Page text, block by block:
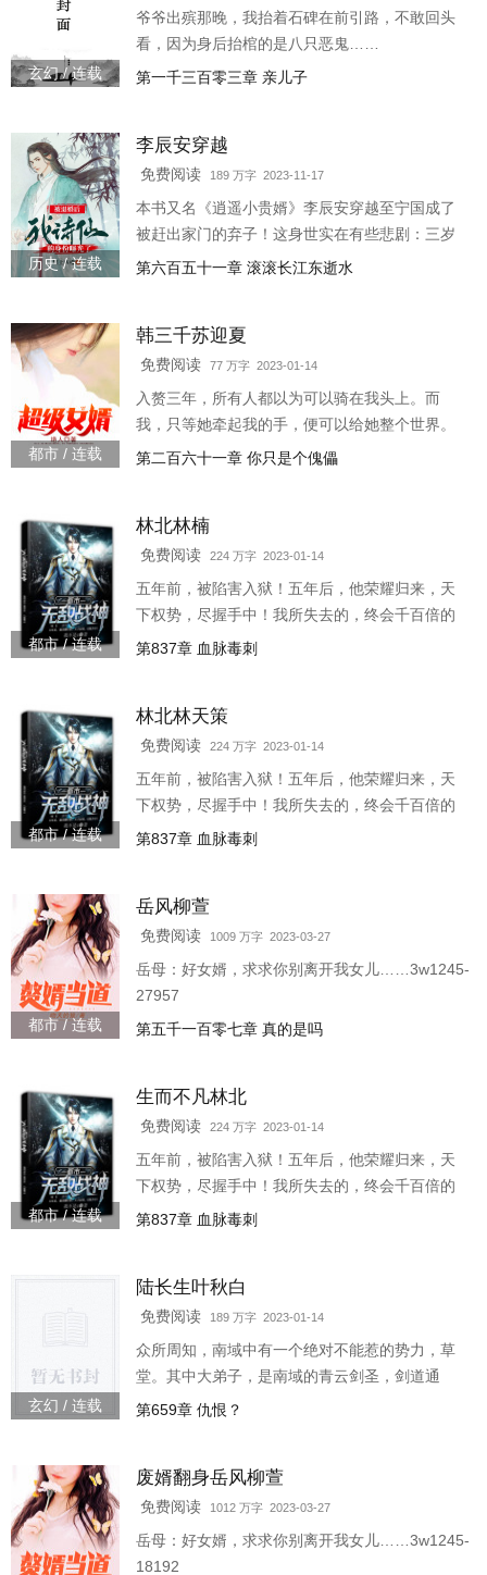
怎么能行？！”南璃指着排成一队的捉鬼小崽崽
们：“眼睛不好我给你治！”九王爷将她抱起来：
玄幻 / 连载
爷爷出殡那晚，我抬着石碑在前引路，不敢回头
看，因为身后抬棺的是八只恶鬼……
第一千三百零三章 亲儿子
历史 / 连载
李辰安穿越
免费阅读 189 万字 2023-11-17
本书又名《逍遥小贵婿》李辰安穿越至宁国成了
被赶出家门的弃子！这身世实在有些悲剧：三岁
启蒙至十一岁尚不能背下三字经，后学武三年依
还遇见了狗血的退婚。面对如此开局，李辰安淡
然一笑吟诵了一首词，不料却进入了贵人的眼，
于是遇见了一些奇特的人和事，就此走出了一条
波澜壮阔的路。“若是问我的理想，我真的只是想
第六百五十一章 滚滚长江东逝水
都市 / 连载
韩三千苏迎夏
免费阅读 77 万字 2023-01-14
入赘三年，所有人都以为可以骑在我头上。而
我，只等她牵起我的手，便可以给她整个世界。
3w1250-25462
第二百六十一章 你只是个傀儡
都市 / 连载
林北林楠
免费阅读 224 万字 2023-01-14
五年前，被陷害入狱！五年后，他荣耀归来，天
下权势，尽握手中！我所失去的，终会千百倍的
拿回来！3w1237-26601
第837章 血脉毒刺
都市 / 连载
林北林天策
免费阅读 224 万字 2023-01-14
五年前，被陷害入狱！五年后，他荣耀归来，天
下权势，尽握手中！我所失去的，终会千百倍的
拿回来！3w1237-26599
第837章 血脉毒刺
都市 / 连载
岳风柳萱
免费阅读 1009 万字 2023-03-27
岳母：好女婿，求求你别离开我女儿……3w1245-
27957
第五千一百零七章 真的是吗
都市 / 连载
生而不凡林北
免费阅读 224 万字 2023-01-14
五年前，被陷害入狱！五年后，他荣耀归来，天
下权势，尽握手中！我所失去的，终会千百倍的
拿回来！3w1237-26603
第837章 血脉毒刺
玄幻 / 连载
陆长生叶秋白
免费阅读 189 万字 2023-01-14
众所周知，南域中有一个绝对不能惹的势力，草
堂。其中大弟子，是南域的青云剑圣，剑道通
神。二弟子，万古女帝，统领一个时代。三弟
第659章 仇恨？
废婿翻身岳风柳萱
免费阅读 1012 万字 2023-03-27
岳母：好女婿，求求你别离开我女儿……3w1245-
18192